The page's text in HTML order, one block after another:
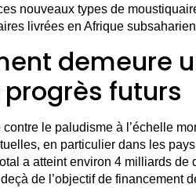
nouveaux types de
livrées en Afrique
demeure
futurs
le paludisme à l’échelle
en particulier dans les
a atteint environ 4 milliards de
de l’objectif de financement